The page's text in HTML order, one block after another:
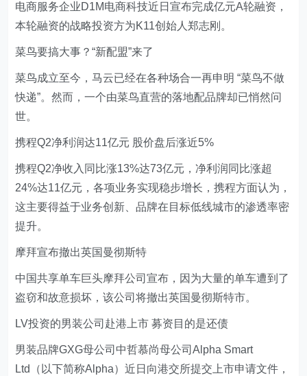
电商服务企业D1M电商科技近日宣布完成亿元A轮融资，
本轮融资的战略投资方为K11创始人郑志刚。
菜鸟要搞大事？“新配盟”来了
菜鸟成立至今，马云已经在各种场合一再申明 “菜鸟不做
快递”。然而，一个由菜鸟直营的落地配品牌却已悄然问
世。
携程Q2净利润达11亿元 股价盘后涨近5%
携程Q2净收入同比涨13%达73亿元，净利润同比涨超
24%达11亿元，各项业务实现稳步增长，携程方面认为，
这主要得益于业务创新、品牌在目标低线城市的渗透率密
提升。
摩拜宣布撤出英国曼彻斯特
中国共享单车巨头摩拜公司宣布，因为大量的单车遭到了
盗窃和故意损坏，该公司将撤出英国曼彻斯特市。
LV投资的男装公司赴港上市 募资目的是还债
男装品牌GXG母公司中哲慕尚母公司Alpha Smart
Ltd（以下简称Alpha）近日向港交所提交上市申请文件，